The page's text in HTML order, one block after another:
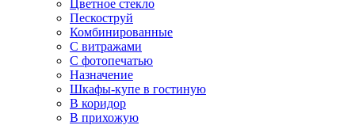
Цветное стекло
Пескоструй
Комбинированные
С витражами
С фотопечатью
Назначение
Шкафы-купе в гостиную
В коридор
В прихожую